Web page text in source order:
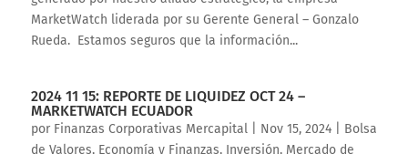
MarketWatch liderada por su Gerente General – Gonzalo
Rueda. Estamos seguros que la información...
2024 11 15: REPORTE DE LIQUIDEZ OCT 24 –
MARKETWATCH ECUADOR
por Finanzas Corporativas Mercapital| Nov 15, 2024| Bolsa
de Valores, Economía y Finanzas, Inversión, Mercado de